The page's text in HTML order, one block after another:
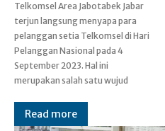
Telkomsel Area Jabotabek Jabar
terjun langsung menyapa para
pelanggan setia Telkomsel di Hari
Pelanggan Nasional pada 4
September 2023. Hal ini
merupakan salah satu wujud
senantiasa mengambil peran
untuk memastikan kelancaran
dengan mendampingi serta
memenuhi kebutuhan komunikasi
Read more